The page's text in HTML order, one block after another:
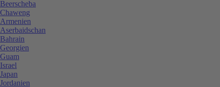
Beerscheba
Chaweng
Armenien
Aserbaidschan
Bahrain
Georgien
Guam
Israel
Japan
Jordanien